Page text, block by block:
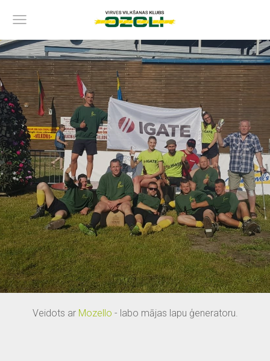
Veidots ar Mozello - labo mājas lapu ģeneratoru.